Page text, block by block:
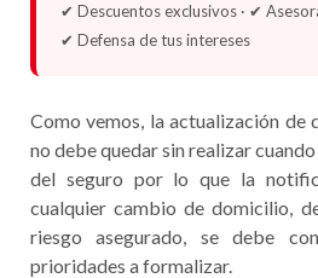
✔ Descuentos exclusivos · ✔
✔ Defensa de tus intereses
Como vemos, la actualización de
no debe quedar sin realizar
del seguro por lo que la
cualquier cambio de domicilio,
riesgo asegurado, se debe
prioridades a formalizar.